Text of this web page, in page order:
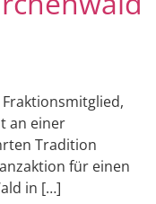
Fraktionsmitglied,
an einer
Tradition
für einen
in […]